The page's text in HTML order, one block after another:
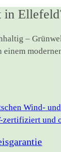
in
–
Wind- und
zertifiziert und